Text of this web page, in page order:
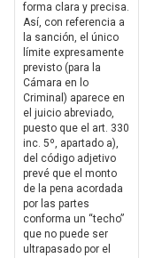
forma clara y precisa.
Así, con referencia a
la sanción, el único
límite expresamente
previsto (para la
Cámara en lo
Criminal) aparece en
el juicio abreviado,
puesto que el art. 330
inc. 5º, apartado a),
del código adjetivo
prevé que el monto
de la pena acordada
por las partes
conforma un “techo”
que no puede ser
ultrapasado por el